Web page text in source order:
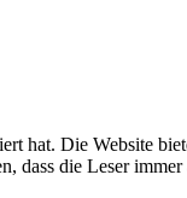
hat. Die Website
dass die Leser